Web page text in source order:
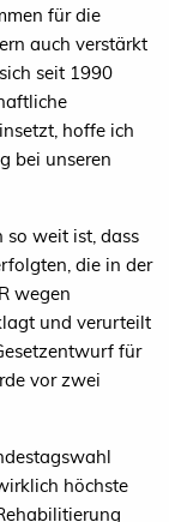
für die
auch verstärkt
seit 1990
hoffe ich
bei unseren
so weit ist, dass
die in der
wegen
und verurteilt
für
vor zwei
höchste